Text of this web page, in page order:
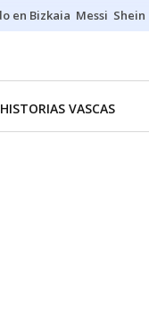
en Bizkaia Messi Shein
HISTORIAS VASCAS